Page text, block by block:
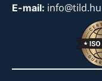
E-mail: info@tild.hu